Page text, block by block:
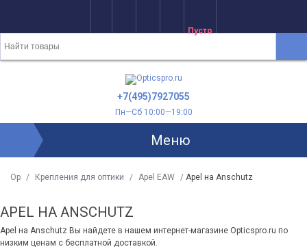
Пусто
+7(495)7927055
Пн—Сб 10:00—19:00
Меню
Op / Крепления для оптики / Apel EAW / Apel на Anschutz
APEL НА ANSCHUTZ
Apel на Anschutz Вы найдете в нашем интернет-магазине Opticspro.ru по
низким ценам с бесплатной доставкой.